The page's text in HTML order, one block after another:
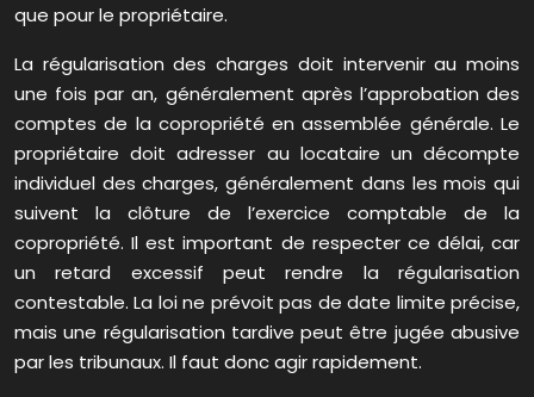
que pour le propriétaire.
La régularisation des charges doit intervenir au moins
une fois par an, généralement après l’approbation des
comptes de la copropriété en assemblée générale. Le
propriétaire doit adresser au locataire un décompte
individuel des charges, généralement dans les mois qui
suivent la clôture de l’exercice comptable de la
copropriété. Il est important de respecter ce délai, car
un retard excessif peut rendre la régularisation
contestable. La loi ne prévoit pas de date limite précise,
mais une régularisation tardive peut être jugée abusive
par les tribunaux. Il faut donc agir rapidement.